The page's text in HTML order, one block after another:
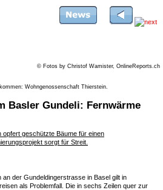
© Fotos by Christof Wamister, OnlineReports.ch
Wohngenossenschaft Thierstein.
Basler Gundeli: Fernwärme
geschützte Bäume für einen
sorgt für Streit.
der Gundeldingerstrasse in Basel gilt in
als Problemfall. Die in sechs Zeilen quer zur